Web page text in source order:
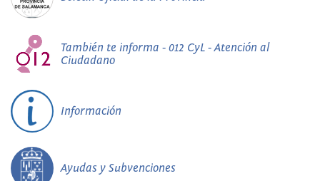
También te informa - 012 CyL - Atención al
Ciudadano
Información
Ayudas y Subvenciones